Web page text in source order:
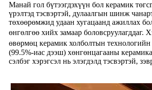
Манай гол бүтээгдэхүүн бол керамик
үрэлтэд тэсвэртэй, дулаалгын шинж
төхөөрөмжид удаан хугацаанд ажиллах
өнгөлгөө хийх замаар
өвөрмөц керамик холболтын
(99.5%-иас дээш) хөнгөнцагааны
сэлбэг хэрэгсэл нь элэгдэлд тэсвэртэй,